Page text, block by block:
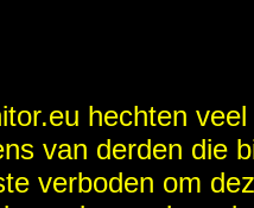
hechten
van derden die
verboden om